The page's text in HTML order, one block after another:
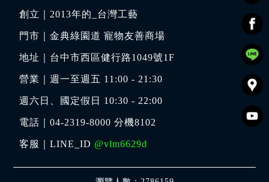
創立｜2013年的_台灣工藝
門市｜金典綠園道 寵物友善商場
地址｜ 台中市西區健行路1049號1F
營業｜週一至週五 11:00 - 21:30
週六日、國定假日 10:30 - 22:00
電話｜04-2319-8000 分機8102
客服｜LINE_ID @vlm6629d